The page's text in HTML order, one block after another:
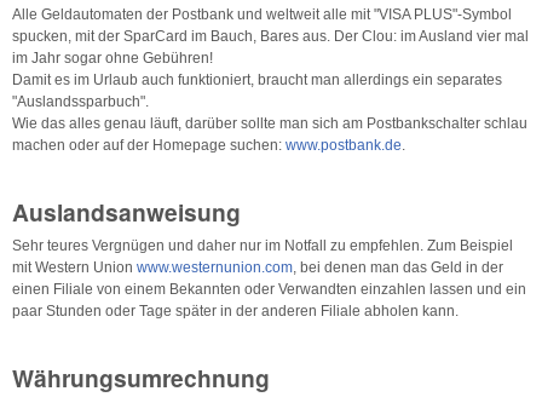
Alle Geldautomaten der Postbank und weltweit alle mit "VISA PLUS"-Symbol
spucken, mit der SparCard im Bauch, Bares aus. Der Clou: im Ausland vier mal
im Jahr sogar ohne Gebühren!
Damit es im Urlaub auch funktioniert, braucht man allerdings ein separates
"Auslandssparbuch".
Wie das alles genau läuft, darüber sollte man sich am Postbankschalter schlau
machen oder auf der Homepage suchen: www.postbank.de.
Auslandsanweisung
Sehr teures Vergnügen und daher nur im Notfall zu empfehlen. Zum Beispiel
mit Western Union www.westernunion.com, bei denen man das Geld in der
einen Filiale von einem Bekannten oder Verwandten einzahlen lassen und ein
paar Stunden oder Tage später in der anderen Filiale abholen kann.
Währungsumrechnung